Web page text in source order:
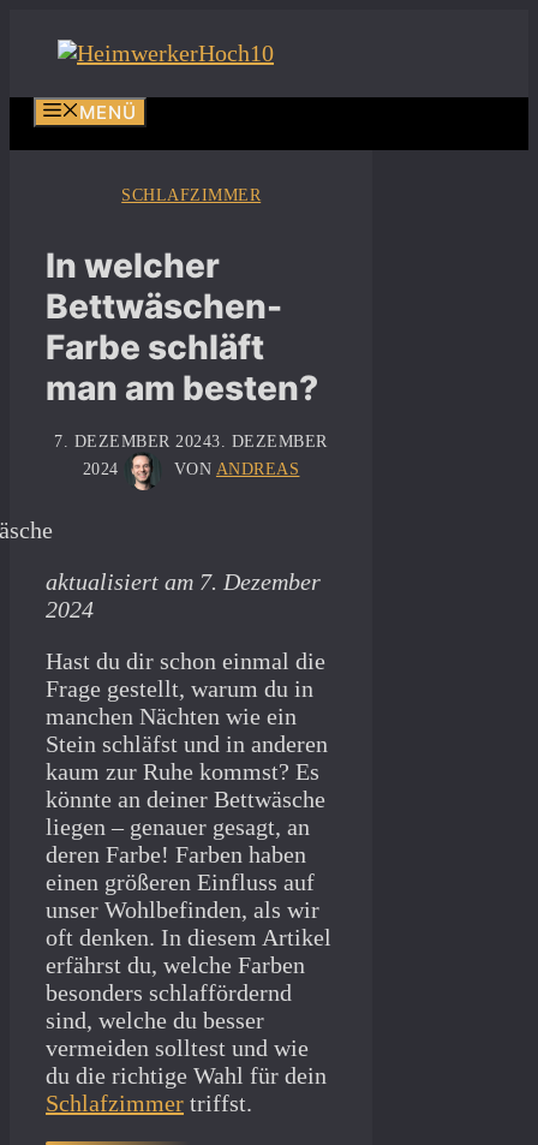
Inhalt
MENÜ
SCHLAFZIMMER
In welcher
Bettwäschen-
Farbe schläft
man am besten?
7. DEZEMBER 20243. DEZEMBER
2024
VON ANDREAS
aktualisiert am 7. Dezember
2024
Hast du dir schon einmal die
Frage gestellt, warum du in
manchen Nächten wie ein
Stein schläfst und in anderen
kaum zur Ruhe kommst? Es
könnte an deiner Bettwäsche
liegen – genauer gesagt, an
deren Farbe! Farben haben
einen größeren Einfluss auf
unser Wohlbefinden, als wir
oft denken. In diesem Artikel
erfährst du, welche Farben
besonders schlaffördernd
sind, welche du besser
vermeiden solltest und wie
du die richtige Wahl für dein
Schlafzimmer triffst.